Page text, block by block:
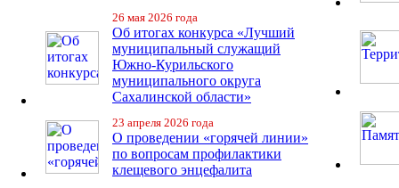
26 мая 2026 года
Об итогах конкурса «Лучший
муниципальный служащий
Южно-Курильского
муниципального округа
Сахалинской области»
23 апреля 2026 года
О проведении «горячей линии»
по вопросам профилактики
клещевого энцефалита